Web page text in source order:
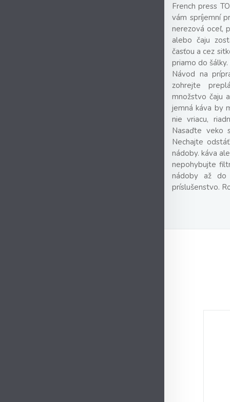
French press
vám spríjemní
nerezová oceľ,
alebo čaju
časťou a cez
priamo do
Návod na
zohrejte
množstvo čaju
jemná káva by
nie vriacu,
Nasaďte veko
Nechajte
nádoby. káva
nepohybujte
nádoby až do
príslušenstvo.